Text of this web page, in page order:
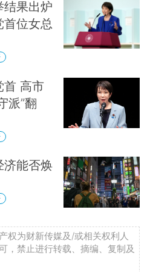
结果出炉
位女总
首 高市
派”翻
济能否焕
权为财新传媒及/或相关权利人
，禁止进行转载、摘编、复制及